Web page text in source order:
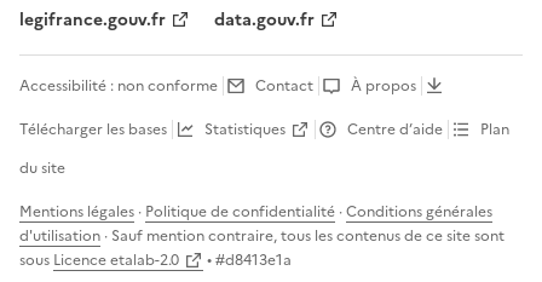
legifrance.gouv.fr
data.gouv.fr
Accessibilité : non conforme Contact
À propos
Télécharger les bases
Statistiques Centre d’aide
Plan
du site
Mentions légales · Politique de confidentialité ·Conditions générales
d'utilisation · Sauf mention contraire, tous les contenus de ce site sont
sous Licence etalab-2.0 • #d8413e1a